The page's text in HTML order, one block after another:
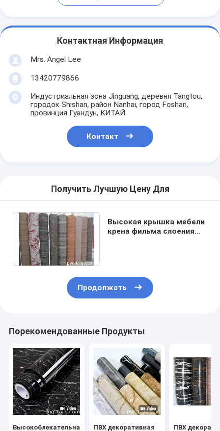
Контактная Информация
Mrs. Angel Lee
13420779866
Индустриальная зона Jinguang, деревня Tangtou,
городок Shishan, район Nanhai, город Foshan,
провинция Гуандун, КИТАЙ
Контакт
Получить Лучшую Цену Для
Высокая крышка мебели
крена фильма слоения
Продолжать
Порекомендованные Продукты
Высокоблекательная ПВХ декоративная ПВХ